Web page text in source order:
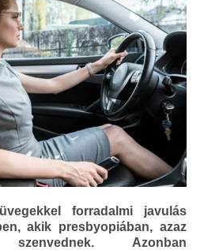
forradalmi javulás
akik presbyopiában, azaz
szenvednek. Azonban